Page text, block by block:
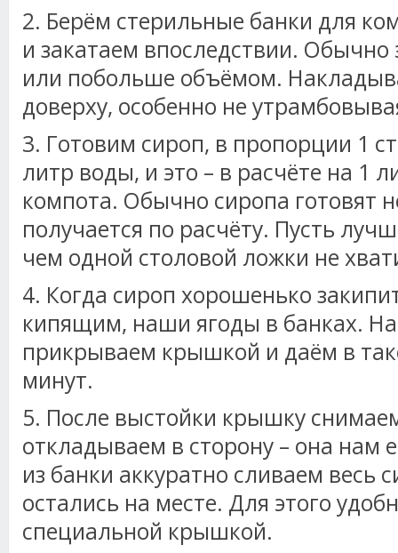
2. Берём стерильные банки для
и закатаем впоследствии.
или побольше объёмом.
доверху, особенно не
3. Готовим сироп, в пропорции 1
литр воды, и это – в расчёте на 1
компота. Обычно сиропа готовят
получается по расчёту. Пусть
чем одной столовой ложки не
4. Когда сироп хорошенько
кипящим, наши ягоды в банках.
прикрываем крышкой и даём в
минут.
5. После выстойки крышку
откладываем в сторону – она нам
из банки аккуратно сливаем весь
остались на месте. Для этого
специальной крышкой.